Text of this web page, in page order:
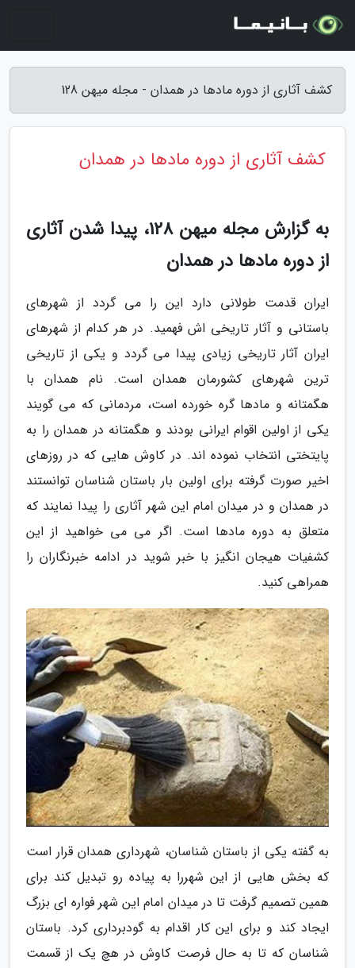
کشف آثاری از دوره مادها در همدان - مجله میهن 128
کشف آثاری از دوره مادها در همدان
به گزارش مجله میهن 128، پیدا شدن آثاری
از دوره مادها در همدان
ایران قدمت طولانی دارد این را می گردد از شهرهای
باستانی و آثار تاریخی اش فهمید. در هر کدام از شهرهای
ایران آثار تاریخی زیادی پیدا می گردد و یکی از تاریخی
ترین شهرهای کشورمان همدان است. نام همدان با
هگمتانه و مادها گره خورده است، مردمانی که می گویند
یکی از اولین اقوام ایرانی بودند و هگمتانه در همدان را به
پایتختی انتخاب نموده اند. در کاوش هایی که در روزهای
اخیر صورت گرفته برای اولین بار باستان شناسان توانستند
در همدان و در میدان امام این شهر آثاری را پیدا نمایند که
متعلق به دوره مادها است. اگر می می خواهید از این
کشفیات هیجان انگیز با خبر شوید در ادامه خبرنگاران را
همراهی کنید.
به گفته یکی از باستان شناسان، شهرداری همدان قرار است
که بخش هایی از این شهررا به پیاده رو تبدیل کند برای
همین تصمیم گرفت تا در میدان امام این شهر فواره ای بزرگ
ایجاد کند و برای این کار اقدام به گودبرداری کرد. باستان
شناسان که تا به حال فرصت کاوش در هچ یک از قسمت